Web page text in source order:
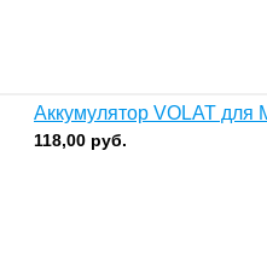
Аккумулятор VOLAT для
118,00 руб.